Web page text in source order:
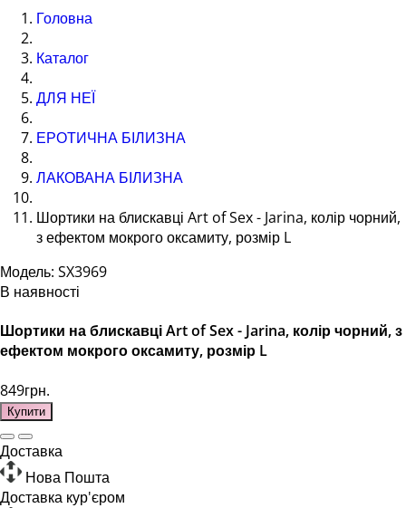
Головна
Каталог
ДЛЯ НЕЇ
ЕРОТИЧНА БІЛИЗНА
ЛАКОВАНА БІЛИЗНА
Шортики на блискавці Art of Sex - Jarina, колір чорний,
з ефектом мокрого оксамиту, розмір L
Модель: SX3969
В наявності
Шортики на блискавці Art of Sex - Jarina, колір чорний, з
ефектом мокрого оксамиту, розмір L
849грн.
Купити
Доставка
Нова Пошта
Доставка кур'єром